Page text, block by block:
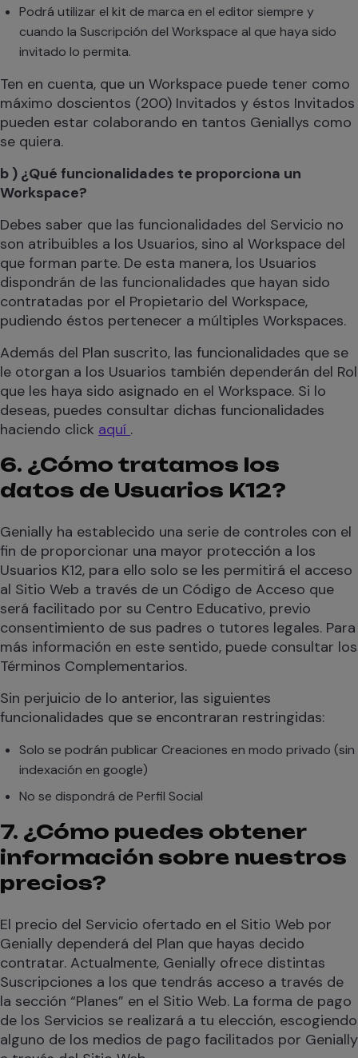
Podrá utilizar el kit de marca en el editor siempre y
cuando la Suscripción del Workspace al que haya sido
invitado lo permita.
Ten en cuenta, que un Workspace puede tener como
máximo doscientos (200) Invitados y éstos Invitados
pueden estar colaborando en tantos Geniallys como
se quiera.
b ) ¿Qué funcionalidades te proporciona un
Workspace?
Debes saber que las funcionalidades del Servicio no
son atribuibles a los Usuarios, sino al Workspace del
que forman parte. De esta manera, los Usuarios
dispondrán de las funcionalidades que hayan sido
contratadas por el Propietario del Workspace,
pudiendo éstos pertenecer a múltiples Workspaces.
Además del Plan suscrito, las funcionalidades que se
le otorgan a los Usuarios también dependerán del Rol
que les haya sido asignado en el Workspace. Si lo
deseas, puedes consultar dichas funcionalidades
haciendo click aquí .
6. ¿Cómo tratamos los
datos de Usuarios K12?
Genially ha establecido una serie de controles con el
fin de proporcionar una mayor protección a los
Usuarios K12, para ello solo se les permitirá el acceso
al Sitio Web a través de un Código de Acceso que
será facilitado por su Centro Educativo, previo
consentimiento de sus padres o tutores legales. Para
más información en este sentido, puede consultar los
Términos Complementarios.
Sin perjuicio de lo anterior, las siguientes
funcionalidades que se encontraran restringidas:
Solo se podrán publicar Creaciones en modo privado (sin
indexación en google)
No se dispondrá de Perfil Social
7. ¿Cómo puedes obtener
información sobre nuestros
precios?
El precio del Servicio ofertado en el Sitio Web por
Genially dependerá del Plan que hayas decido
contratar. Actualmente, Genially ofrece distintas
Suscripciones a los que tendrás acceso a través de
la sección “Planes” en el Sitio Web. La forma de pago
de los Servicios se realizará a tu elección, escogiendo
alguno de los medios de pago facilitados por Genially